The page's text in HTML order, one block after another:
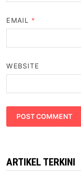
EMAIL *
WEBSITE
ARTIKEL TERKINI